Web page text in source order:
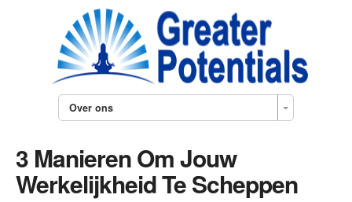
Over ons
3 Manieren Om Jouw
Werkelijkheid Te Scheppen